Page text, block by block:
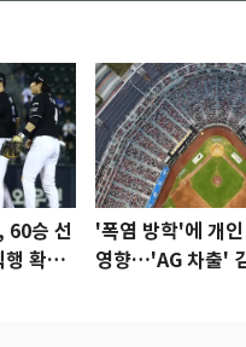
60승 선
확률
'폭염 방학'에 개
영향…'AG 차출'